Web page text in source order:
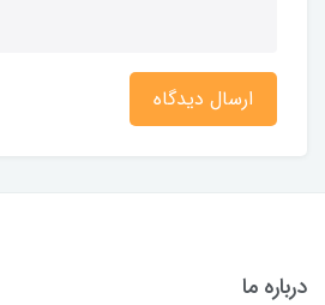
ارسال دیدگاه
درباره ما